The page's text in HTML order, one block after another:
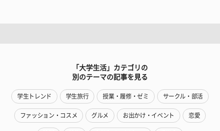
「大学生活」カテゴリの
別のテーマの記事を見る
学生トレンド 学生旅行 授業・履修・ゼミ サークル・部活
ファッション・コスメ グルメ お出かけ・イベント 恋愛